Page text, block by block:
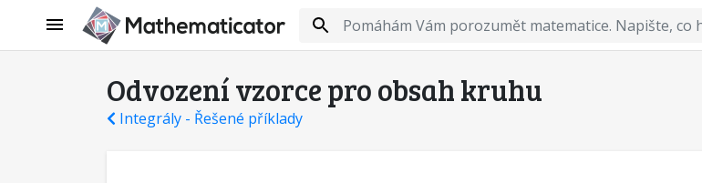
Odvození vzorce pro obsah kruhu
Integrály - Řešené příklady